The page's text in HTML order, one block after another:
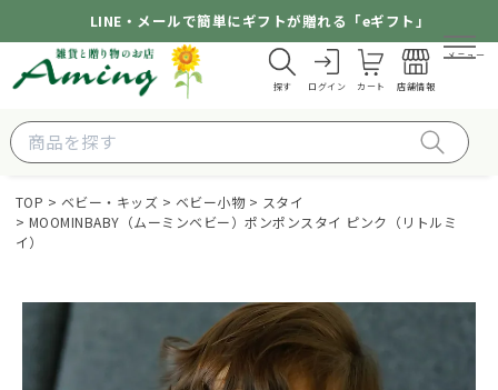
LINE・メールで簡単にギフトが贈れる「eギフト」
探す ログイン カート 店舗情報
メニュー
TOP ベビー・キッズ ベビー小物
スタイ
MOOMINBABY（ムーミンベビー）ポンポンスタイ ピンク（リトルミ
イ）